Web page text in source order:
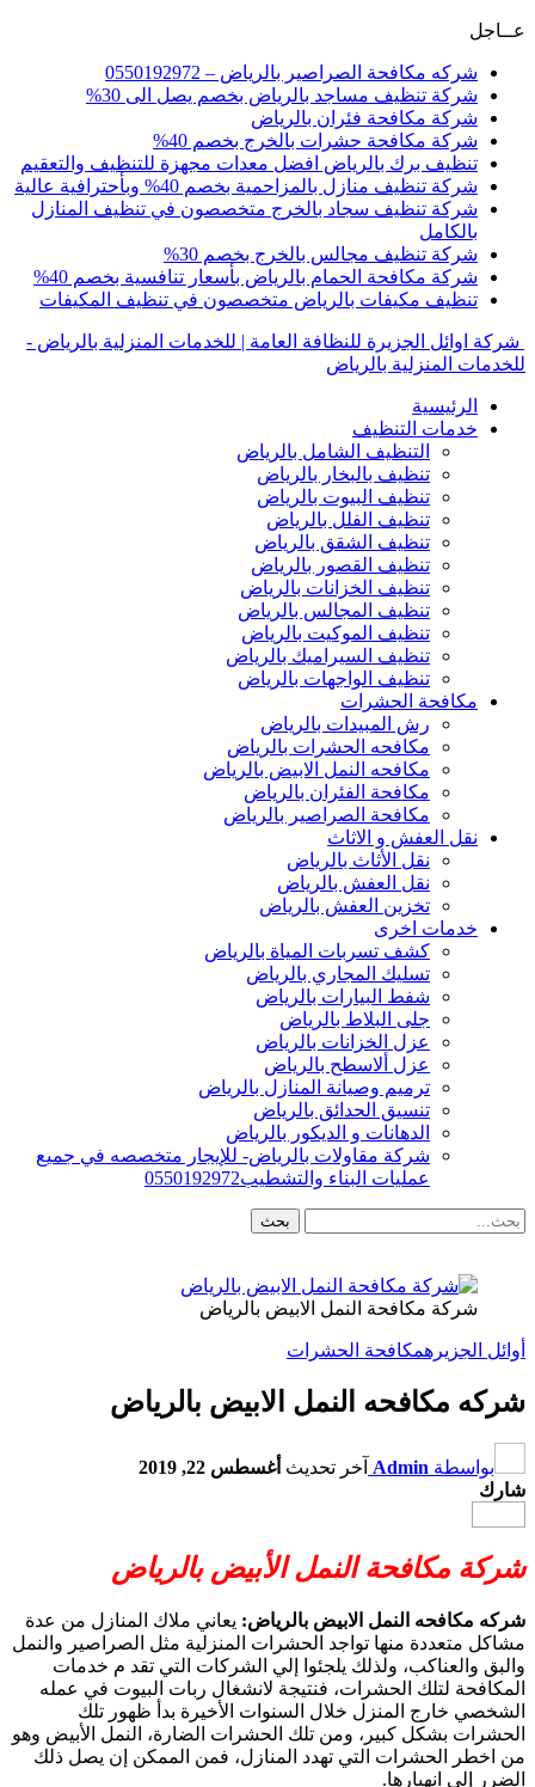
عــاجل
شركه مكافحة الصراصير بالرياض – 0550192972
شركة تنظيف مساجد بالرياض بخصم يصل الى 30%
شركة مكافحة فئران بالرياض
شركة مكافحة حشرات بالخرج بخصم 40%
تنظيف برك بالرياض افضل معدات مجهزة للتنظيف والتعقيم
شركة تنظيف منازل بالمزاحمية بخصم 40% وبأحترافية عالية
شركة تنظيف سجاد بالخرج متخصصون في تنظيف المنازل
بالكامل
شركة تنظيف مجالس بالخرج بخصم 30%
شركة مكافحة الحمام بالرياض بأسعار تنافسية بخصم 40%
تنظيف مكيفات بالرياض متخصصون في تنظيف المكيفات
شركة اوائل الجزيرة للنظافة العامة | للخدمات المنزلية بالرياض -
للخدمات المنزلية بالرياض
الرئيسية
خدمات التنظيف
التنظيف الشامل بالرياض
تنظيف بالبخار بالرياض
تنظيف البيوت بالرياض
تنظيف الفلل بالرياض
تنظيف الشقق بالرياض
تنظيف القصور بالرياض
تنظيف الخزانات بالرياض
تنظيف المجالس بالرياض
تنظيف الموكيت بالرياض
تنظيف السيراميك بالرياض
تنظيف الواجهات بالرياض
مكافحة الحشرات
رش المبيدات بالرياض
مكافحه الحشرات بالرياض
مكافحه النمل الابيض بالرياض
مكافحة الفئران بالرياض
مكافحة الصراصير بالرياض
نقل العفش و الاثاث
نقل الأثاث بالرياض
نقل العفش بالرياض
تخزين العفش بالرياض
خدمات اخرى
كشف تسربات المياة بالرياض
تسليك المجاري بالرياض
شفط البيارات بالرياض
جلى البلاط بالرياض
عزل الخزانات بالرياض
عزل ألاسطح بالرياض
ترميم وصيانة المنازل بالرياض
تنسيق الحدائق بالرياض
الدهانات و الديكور بالرياض
شركة مقاولات بالرياض- للإيجار متخصصه في جميع
عمليات البناء والتشطيب0550192972
شركة مكافحة النمل الابيض بالرياض
أوائل الجزيرهمكافحة الحشرات
شركه مكافحه النمل الابيض بالرياض
بواسطة Admin آخر تحديث أغسطس 22, 2019
شارك
شركة مكافحة النمل الأبيض بالرياض
شركه مكافحه النمل الابيض بالرياض: يعاني ملاك المنازل من عدة
مشاكل متعددة منها تواجد الحشرات المنزلية مثل الصراصير والنمل
والبق والعناكب، ولذلك يلجئوا إلي الشركات التي تقد م خدمات
المكافحة لتلك الحشرات، فنتيجة لانشغال ربات البيوت في عمله
الشخصي خارج المنزل خلال السنوات الأخيرة بدأ ظهور تلك
الحشرات بشكل كبير، ومن تلك الحشرات الضارة، النمل الأبيض وهو
من اخطر الحشرات التي تهدد المنازل، فمن الممكن إن يصل ذلك
الضرر إلي انهيارها.